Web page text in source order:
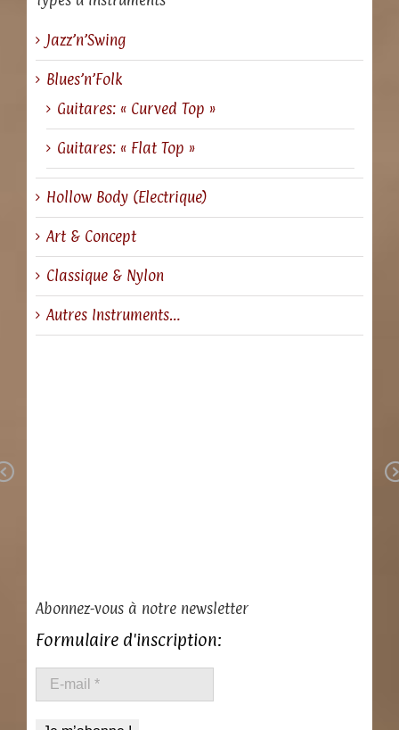
Jazz’n’Swing
Blues’n’Folk
Guitares: « Curved Top »
Guitares: « Flat Top »
Hollow Body (Electrique)
Art & Concept
Classique & Nylon
Autres Instruments…
Abonnez-vous à notre newsletter
Formulaire d'inscription: